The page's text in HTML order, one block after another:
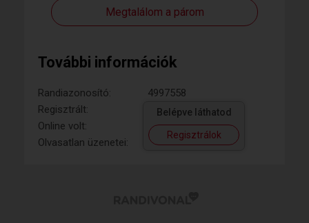
Megtalálom a párom
További információk
Randiazonosító:
4997558
Regisztrált:
Online volt:
Olvasatlan üzenetei:
Belépve láthatod
Regisztrálok